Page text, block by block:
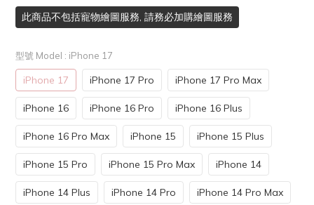
此商品不包括寵物繪圖服務, 請務必加購繪圖服務
型號 Model : iPhone 17
iPhone 17 iPhone 17 Pro iPhone 17 Pro Max
iPhone 16 iPhone 16 Pro iPhone 16 Plus
iPhone 16 Pro Max iPhone 15 iPhone 15 Plus
iPhone 15 Pro iPhone 15 Pro Max iPhone 14
iPhone 14 Plus iPhone 14 Pro iPhone 14 Pro Max